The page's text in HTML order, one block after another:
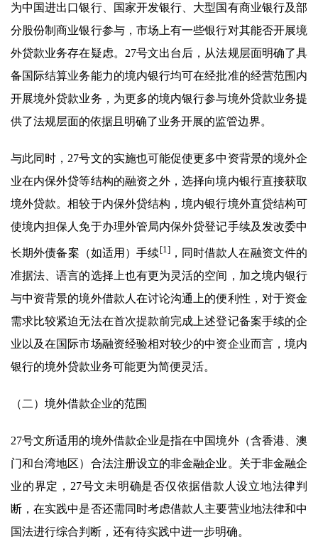
为中国进出口银行、国家开发银行、大型国有商业银行及部
分股份制商业银行参与，市场上有一些银行对其能否开展境
外贷款业务存在疑虑。27号文出台后，从法规层面明确了具
备国际结算业务能力的境内银行均可在经批准的经营范围内
开展境外贷款业务，为更多的境内银行参与境外贷款业务提
供了法规层面的依据且明确了业务开展的监管边界。
与此同时，27号文的实施也可能促使更多中资背景的境外企
业在内保外贷等结构的融资之外，选择向境内银行直接获取
境外贷款。相较于内保外贷结构，境内银行境外直贷结构可
使境内担保人免于办理外管局内保外贷登记手续及发改委中
长期外债备案（如适用）手续[1]，同时借款人在融资文件的
准据法、语言的选择上也有更为灵活的空间，加之境内银行
与中资背景的境外借款人在讨论沟通上的便利性，对于资金
需求比较紧迫无法在首次提款前完成上述登记备案手续的企
业以及在国际市场融资经验相对较少的中资企业而言，境内
银行的境外贷款业务可能更为简便灵活。
（二）境外借款企业的范围
27号文所适用的境外借款企业是指在中国境外（含香港、澳
门和台湾地区）合法注册设立的非金融企业。关于非金融企
业的界定，27号文未明确是否仅依据借款人设立地法律判
断，在实践中是否还需同时考虑借款人主要营业地法律和中
国法进行综合判断，还有待实践中进一步明确。